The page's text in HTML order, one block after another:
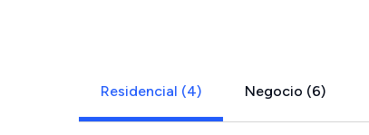
Residencial (4) Negocio (6)